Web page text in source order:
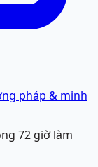
pháp & minh
72 giờ làm